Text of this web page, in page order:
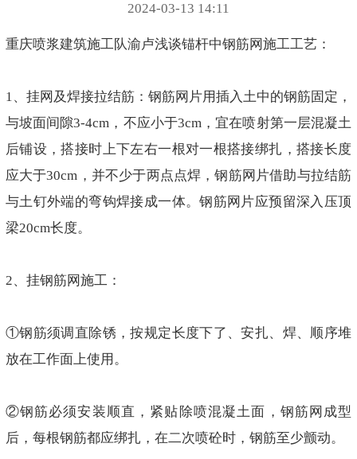
2024-03-13 14:11
重庆喷浆建筑施工队渝卢浅谈锚杆中钢筋网施工工艺：
1、挂网及焊接拉结筋：钢筋网片用插入土中的钢筋固定，
与坡面间隙3-4cm，不应小于3cm，宜在喷射第一层混凝土
后铺设，搭接时上下左右一根对一根搭接绑扎，搭接长度
应大于30cm，并不少于两点点焊，钢筋网片借助与拉结筋
与土钉外端的弯钩焊接成一体。钢筋网片应预留深入压顶
梁20cm长度。
2、挂钢筋网施工：
①钢筋须调直除锈，按规定长度下了、安扎、焊、顺序堆
放在工作面上使用。
②钢筋必须安装顺直，紧贴除喷混凝土面，钢筋网成型
后，每根钢筋都应绑扎，在二次喷砼时，钢筋至少颤动。